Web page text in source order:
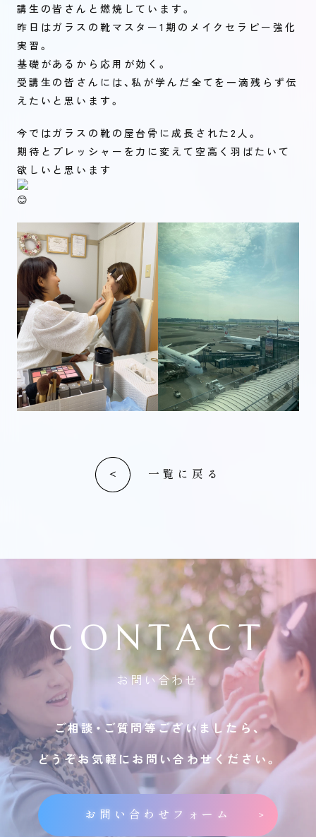
講生の皆さんと燃焼しています。
昨日はガラスの靴マスター1期のメイクセラピー強化
実習。
基礎があるから応用が効く。
受講生の皆さんには、私が学んだ全てを一滴残らず伝
えたいと思います。
今ではガラスの靴の屋台骨に成長された2人。
期待とプレッシャーを力に変えて空高く羽ばたいて
欲しいと思います
一覧に戻る
CONTACT
お問い合わせ
ご相談・ご質問等ございましたら、
どうぞお気軽にお問い合わせください。
お問い合わせフォーム